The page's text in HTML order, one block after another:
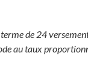
de 24
au taux